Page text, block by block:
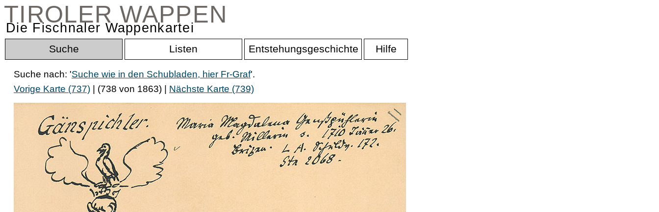
TIROLER WAPPEN
Die Fischnaler Wappenkartei
Suche Listen Entstehungsgeschichte Hilfe
Suche nach: 'Suche wie in den Schubladen, hier Fr-Graf'.
Vorige Karte (737) | (738 von 1863) | Nächste Karte (739)